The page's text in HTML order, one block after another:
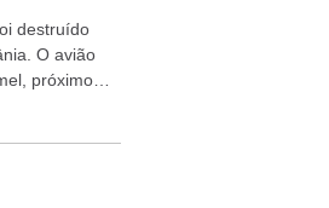
destruído
O avião
próximo